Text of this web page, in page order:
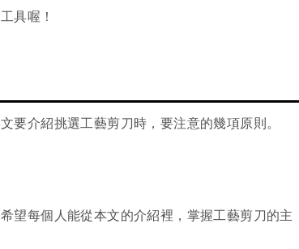
具喔！
要介紹挑選工藝剪刀時，要注意的幾項原則。
望每個人能從本文的介紹裡，掌握工藝剪刀的主